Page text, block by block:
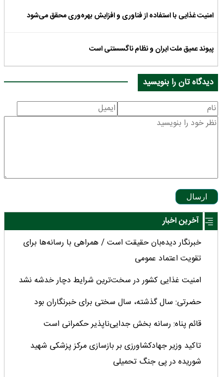
امنیت غذایی با استفاده از فناوری و افزایش بهره‌وری محقق می‌شود
پیوند عمیق ملت ایران و نظام ناگسستنی است
دیدگاه تان را بنویسید
ارسال
آخرین اخبار
خبرنگار دیده‌بان حقیقت است / همراهی با رسانه‌ها برای
تقویت اعتماد عمومی
امنیت غذایی کشور در سخت‌ترین شرایط دچار خدشه نشد
حضرتی: سال گذشته، سال سختی برای خبرنگاران بود
قائم پناه: رسانه بخش جدایی‌ناپذیر حکمرانی است
تاکید وزیر جهادکشاورزی بر بازسازی مرکز پزشکی شهید
شوریده در پی جنگ تحمیلی